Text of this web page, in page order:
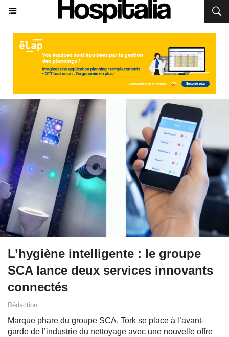
L’hygiène intelligente : le groupe
SCA lance deux services innovants
connectés
Rédaction
Marque phare du groupe SCA, Tork se place à l’avant-
garde de l’industrie du nettoyage avec une nouvelle offre